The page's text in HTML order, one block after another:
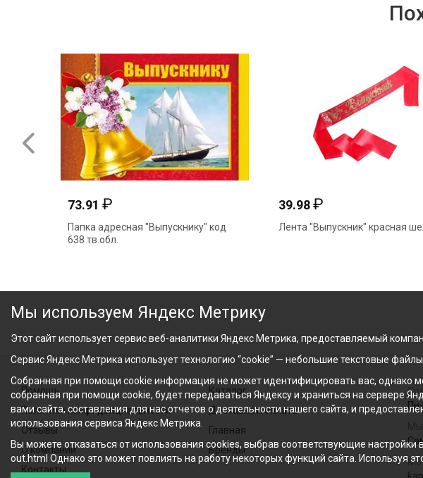
73.91 ₽
Папка адресная "Выпускнику" код
638 тв.обл.
39.98₽
Лента "Выпускник" красная
Помощь
Политика конфиденциальности
Отзывы
О компании
Контакты
Каталог
Доставка и оплата
Главная
Бренды
Мы используем Яндекс Метрику
Этот сайт использует сервис веб-аналитики Яндекс Метрика, предоставляемый
Сервис Яндекс Метрика использует технологию “cookie” — небольшие текстовые
Собранная при помощи cookie информация не может идентифицировать вас, однако
собранная при помощи cookie, будет передаваться Яндексу и храниться на сервере
вами сайта, составления для нас отчетов о деятельности нашего сайта, и
использования сервиса Яндекс Метрика.
Вы можете отказаться от использования cookies, выбрав соответствующие
out.html Однако это может повлиять на работу некоторых функций сайта. Используя